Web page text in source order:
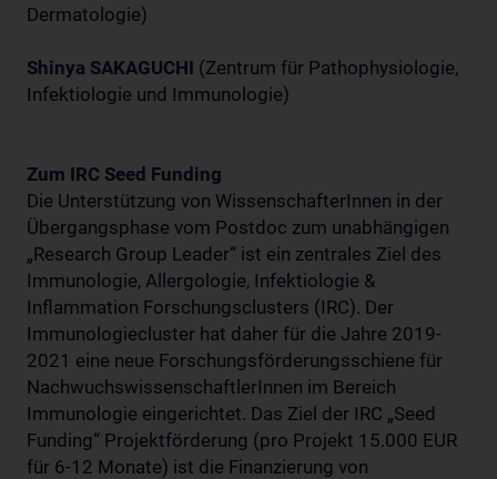
Dermatologie)
Shinya SAKAGUCHI (Zentrum für Pathophysiologie,
Infektiologie und Immunologie)
Zum IRC Seed Funding
Die Unterstützung von WissenschafterInnen in der
Übergangsphase vom Postdoc zum unabhängigen
„Research Group Leader“ ist ein zentrales Ziel des
Immunologie, Allergologie, Infektiologie &
Inflammation Forschungsclusters (IRC). Der
Immunologiecluster hat daher für die Jahre 2019-
2021 eine neue Forschungsförderungsschiene für
NachwuchswissenschaftlerInnen im Bereich
Immunologie eingerichtet. Das Ziel der IRC „Seed
Funding“ Projektförderung (pro Projekt 15.000 EUR
für 6-12 Monate) ist die Finanzierung von